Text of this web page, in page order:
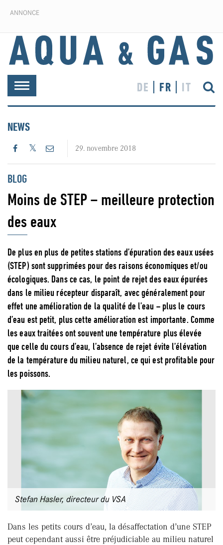
ANNONCE
Toggle
navigation
DE FR IT
NEWS
29. novembre 2018
BLOG
Moins de STEP – meilleure protection
des eaux
De plus en plus de petites stations d’épuration des eaux usées
(STEP) sont supprimées pour des raisons économiques et/ou
écologiques. Dans ce cas, le point de rejet des eaux épurées
dans le milieu récepteur disparaît, avec généralement pour
effet une amélioration de la qualité de l’eau – plus le cours
d’eau est petit, plus cette amélioration est importante. Comme
les eaux traitées ont souvent une température plus élevée
que celle du cours d’eau, l’absence de rejet évite l’élévation
de la température du milieu naturel, ce qui est profitable pour
les poissons.
Stefan Hasler, directeur du VSA
Dans les petits cours d’eau, la désaffectation d’une STEP
peut cependant aussi être préjudiciable au milieu naturel